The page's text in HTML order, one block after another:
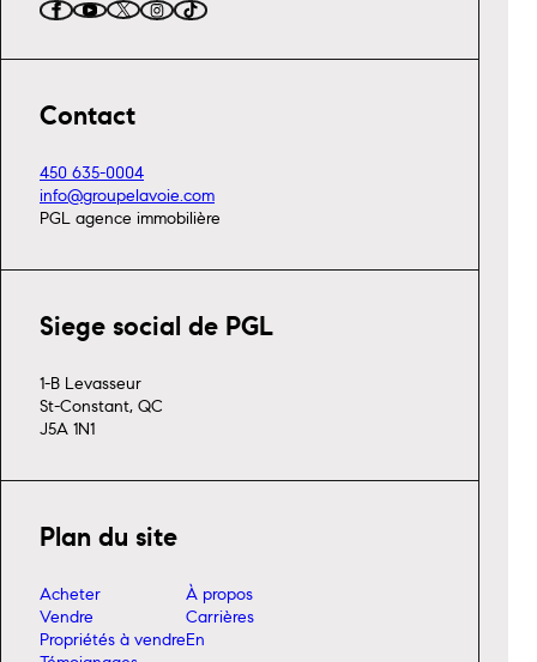
Plan du site
Acheter
Vendre
Propriétés à vendre
À propos
Carrières
En
Contact
450 635-0004
info@groupelavoie.com
PGL agence immobilière
Siege social de PGL
1-B Levasseur
St-Constant, QC
J5A 1N1